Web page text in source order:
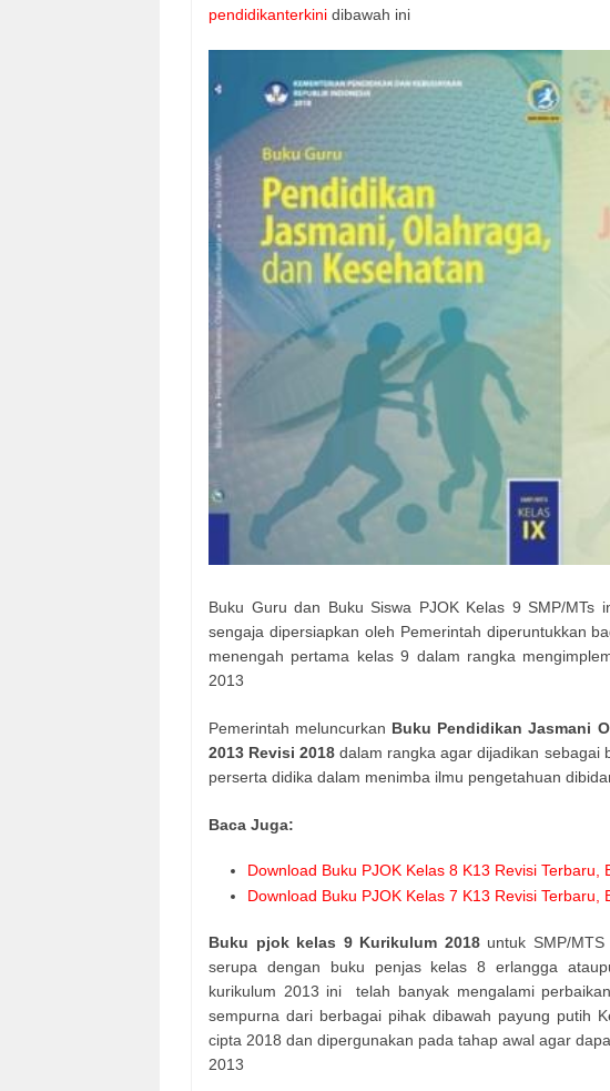
pendidikanterkini dibawah ini
Buku Guru dan Buku Siswa PJOK Kelas 9 SMP/MTs
sengaja dipersiapkan oleh Pemerintah diperuntukkan
menengah pertama kelas 9 dalam rangka
2013
Pemerintah meluncurkan Buku Pendidikan Jasmani
2013 Revisi 2018dalam rangka agar dijadikan sebagai
perserta didika dalam menimba ilmu pengetahuan
Baca Juga:
Download Buku PJOK Kelas 8 K13 Revisi Terbaru,
Download Buku PJOK Kelas 7 K13 Revisi Terbaru,
Buku pjok kelas 9 Kurikulum 2018 untuk SMP/
serupa dengan buku penjas kelas 8 erlangga
kurikulum 2013 ini telah banyak mengalami
sempurna dari berbagai pihak dibawah payung putih
cipta 2018 dan dipergunakan pada tahap awal agar
2013